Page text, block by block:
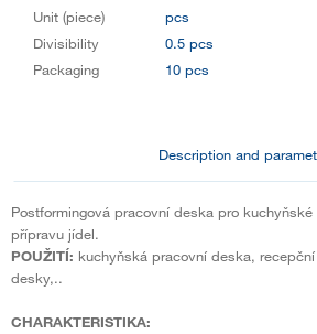
Unit (piece)
pcs
Divisibility
0.5 pcs
Packaging
10 pcs
Description and
Postformingová pracovní deska pro
přípravu jídel.
POUŽITÍ: kuchyňská pracovní deska,
desky,..
CHARAKTERISTIKA: